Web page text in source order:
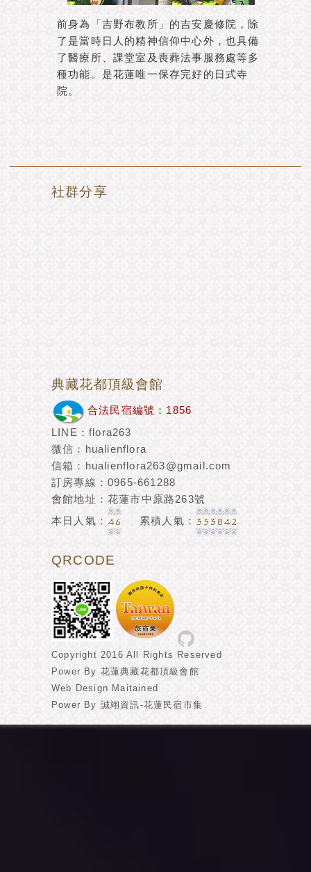
前身為「吉野布教所」的吉安慶修院，除
了是當時日人的精神信仰中心外，也具備
了醫療所、課堂室及喪葬法事服務處等多
種功能。是花蓮唯一保存完好的日式寺
院。
社群分享
典藏花都頂級會館
合法民宿編號：1856
LINE：flora263
微信：hualienflora
信箱：hualienflora263@gmail.com
訂房專線：0965-661288
會館地址：花蓮市中原路263號
本日人氣：
累積人氣：
QRCODE
Copyright 2016 All Rights Reserved
Power By 花蓮典藏花都頂級會館
Web Design Maitained
Power By 誠翊資訊-花蓮民宿市集